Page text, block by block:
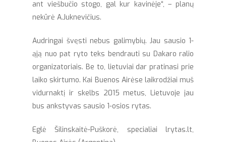
ant viešbučio stogo, gal kur kavinėje“, – planų
nekūrė A.Juknevičius.
Audringai švęsti nebus galimybių. Jau sausio 1-
ąją nuo pat ryto teks bendrauti su Dakaro ralio
organizatoriais. Be to, lietuviai dar pratinasi prie
laiko skirtumo. Kai Buenos Airėse laikrodžiai muš
vidurnaktį ir skelbs 2015 metus, Lietuvoje jau
bus ankstyvas sausio 1-osios rytas.
Eglė Šilinskaitė-Puškorė, specialiai lrytas.lt,